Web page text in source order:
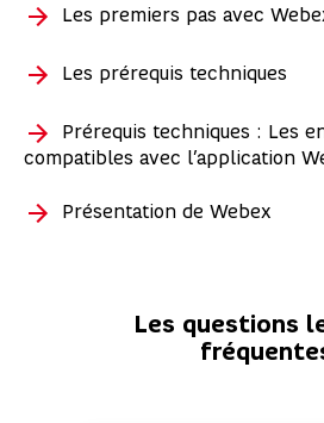
Les premiers pas avec
Les prérequis techniques
Prérequis techniques : Les
compatibles avec l’application
Présentation de Webex
Les questions